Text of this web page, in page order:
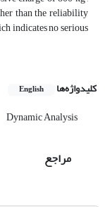
than the reliability
indicates no serious
کلیدواژه‌ها English
Dynamic Analysis
مراجع